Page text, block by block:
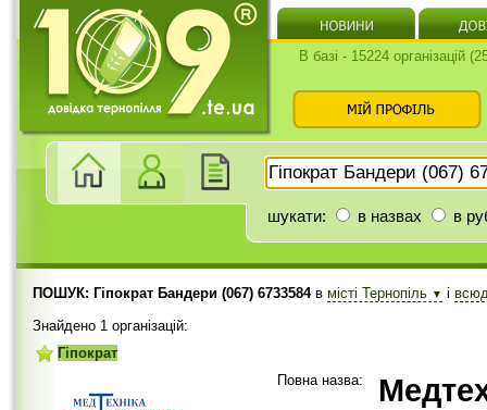
В базі - 15224 організацій
шукати: в назвах в
ПОШУК: Гіпократ Бандери (067) 6733584в місті Тернопіль ▼ і
Знайдено 1 організацій:
Гіпократ
Повна назва: